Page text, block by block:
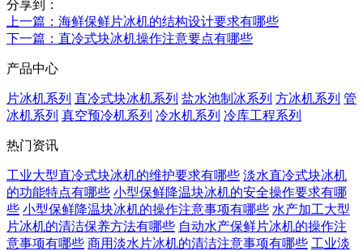
分享到：
上一篇 ：海鲜保鲜片冰机的结构设计要求有哪些
下一篇 ：直冷式块冰机操作注意要点有哪些
产品中心
片冰机系列 直冷式块冰机系列 盐水池制冰系列 方冰机系列 管
冰机系列 真空预冷机系列 冷水机系列 冷库工程系列
热门资讯
工业大型直冷式块冰机的维护要求有哪些 淡水直冷式块冰机
的功能特点有哪些 小型保鲜降温块冰机的安全操作要求有哪
些 小型保鲜降温块冰机的操作注意事项有哪些 水产加工大型
片冰机的清洁保养方法有哪些 自动水产保鲜片冰机的操作注
意事项有哪些 商用淡水片冰机的清洁注意事项有哪些 工业淡